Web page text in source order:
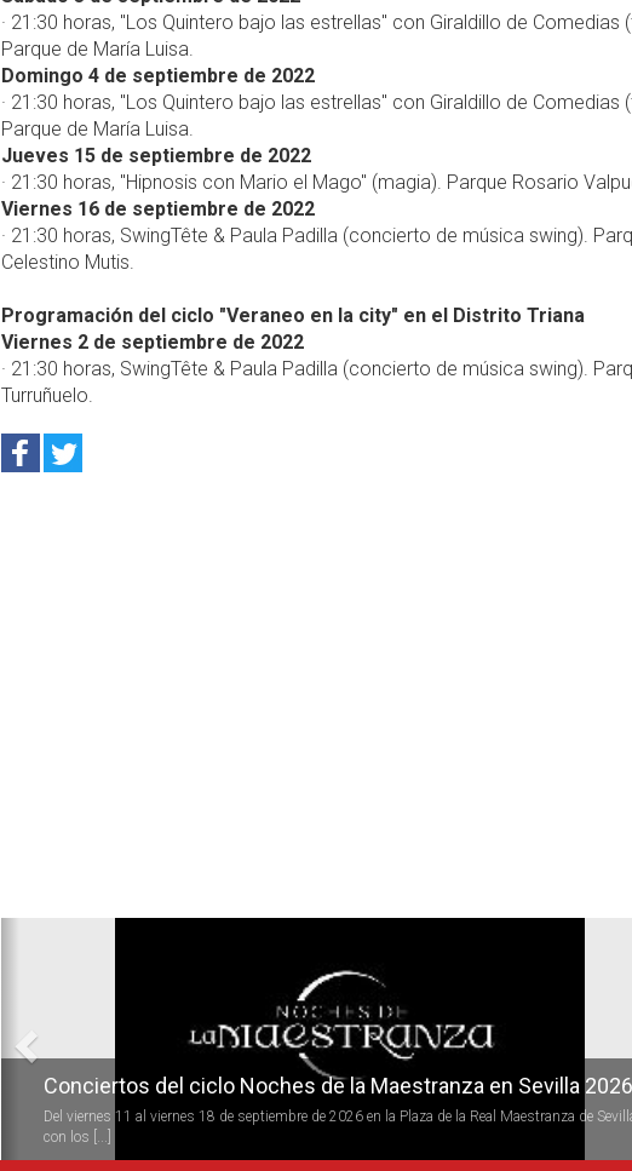
· 21:30 horas, "Los Quintero bajo las estrellas" con Giraldillo de Comedias
Parque de María Luisa.
Domingo 4 de septiembre de 2022
· 21:30 horas, "Los Quintero bajo las estrellas" con Giraldillo de Comedias
Parque de María Luisa.
Jueves 15 de septiembre de 2022
· 21:30 horas, "Hipnosis con Mario el Mago" (magia). Parque Rosario
Viernes 16 de septiembre de 2022
· 21:30 horas, SwingTête & Paula Padilla (concierto de música swing).
Celestino Mutis.
Programación del ciclo "Veraneo en la city" en el Distrito Triana
Viernes 2 de septiembre de 2022
· 21:30 horas, SwingTête & Paula Padilla (concierto de música swing).
Turruñuelo.
Conciertos del ciclo Candlelight en Sevilla
Durante todo el año se desarrolla la programación del ciclo de conciertos Candlelight (a la luz
las velas) de [...]